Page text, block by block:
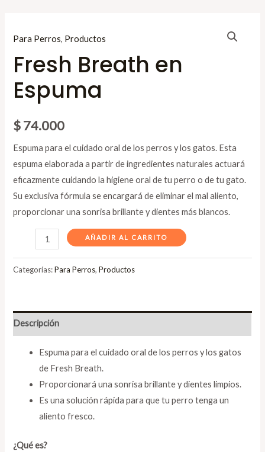
contenido
Para Perros, Productos
Fresh Breath en
Espuma
$74.000
Espuma para el cuidado oral de los perros y los gatos. Esta
espuma elaborada a partir de ingredientes naturales actuará
eficazmente cuidando la higiene oral de tu perro o de tu gato.
Su exclusiva fórmula se encargará de eliminar el mal aliento,
proporcionar una sonrisa brillante y dientes más blancos.
Breath
en
Espuma
cantidad
AÑADIR AL CARRITO
Categorías:Para Perros,Productos
Descripción
Espuma para el cuidado oral de los perros y los gatos
de Fresh Breath.
Proporcionará una sonrisa brillante y dientes limpios.
Es una solución rápida para que tu perro tenga un
aliento fresco.
¿Qué es?